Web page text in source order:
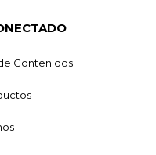
Contenidos